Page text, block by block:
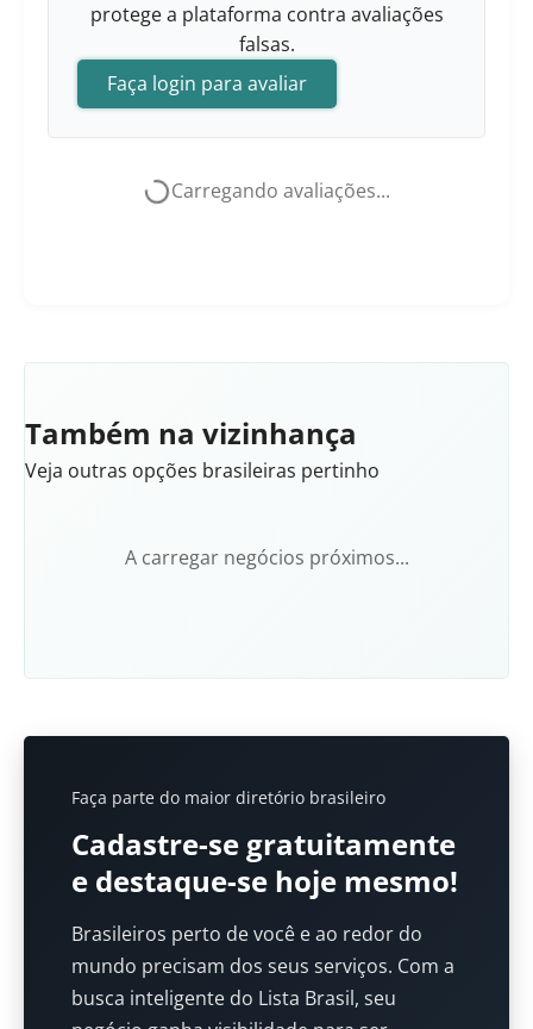
protege a plataforma contra avaliações
falsas.
Faça login para avaliar
Carregando avaliações...
Também na vizinhança
Veja outras opções brasileiras pertinho
A carregar negócios próximos...
Faça parte do maior diretório brasileiro
Cadastre-se gratuitamente
e destaque-se hoje mesmo!
Brasileiros perto de você e ao redor do
mundo precisam dos seus serviços. Com a
busca inteligente do Lista Brasil, seu